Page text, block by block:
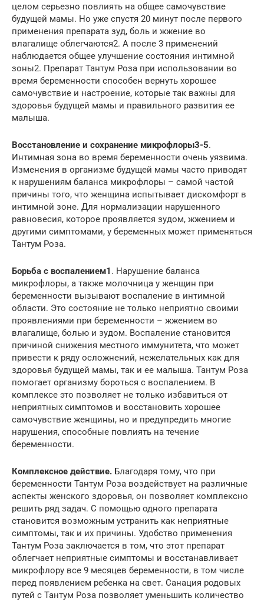
целом серьезно повлиять на общее самочувствие
будущей мамы. Но уже спустя 20 минут после первого
применения препарата зуд, боль и жжение во
влагалище облегчаются2. А после 3 применений
наблюдается общее улучшение состояния интимной
зоны2. Препарат Тантум Роза при использовании во
время беременности способен вернуть хорошее
самочувствие и настроение, которые так важны для
здоровья будущей мамы и правильного развития ее
малыша.
Восстановление и сохранение микрофлоры3-5.
Интимная зона во время беременности очень уязвима.
Изменения в организме будущей мамы часто приводят
к нарушениям баланса микрофлоры – самой частой
причины того, что женщина испытывает дискомфорт в
интимной зоне. Для нормализации нарушенного
равновесия, которое проявляется зудом, жжением и
другими симптомами, у беременных может применяться
Тантум Роза.
Борьба с воспалением1 . Нарушение баланса
микрофлоры, а также молочница у женщин при
беременности вызывают воспаление в интимной
области. Это состояние не только неприятно своими
проявлениями при беременности – жжением во
влагалище, болью и зудом. Воспаление становится
причиной снижения местного иммунитета, что может
привести к ряду осложнений, нежелательных как для
здоровья будущей мамы, так и ее малыша. Тантум Роза
помогает организму бороться с воспалением. В
комплексе это позволяет не только избавиться от
неприятных симптомов и восстановить хорошее
самочувствие женщины, но и предупредить многие
нарушения, способные повлиять на течение
беременности.
Комплексное действие. Благодаря тому, что при
беременности Тантум Роза воздействует на различные
аспекты женского здоровья, он позволяет комплексно
решить ряд задач. С помощью одного препарата
становится возможным устранить как неприятные
симптомы, так и их причины. Удобство применения
Тантум Роза заключается в том, что этот препарат
облегчает неприятные симптомы и восстанавливает
микрофлору все 9 месяцев беременности, в том числе
перед появлением ребенка на свет. Санация родовых
путей с Тантум Роза позволяет уменьшить количество